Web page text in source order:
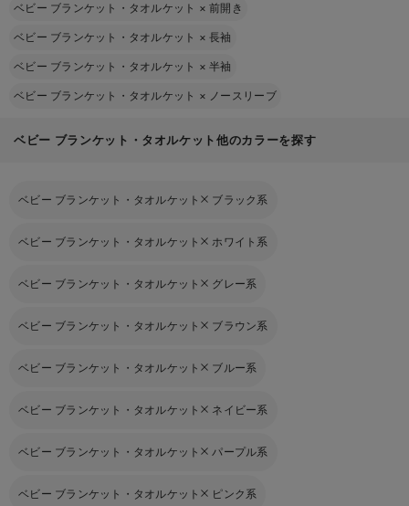
ベビー ブランケット・タオルケット ×前開き
ベビー ブランケット・タオルケット ×長袖
ベビー ブランケット・タオルケット ×半袖
ベビー ブランケット・タオルケット × ノースリーブ
ベビー ブランケット・タオルケット他のカラーを探す
ベビー ブランケット・タオルケット ブラック系
ベビー ブランケット・タオルケット ホワイト系
ベビー ブランケット・タオルケット グレー系
ベビー ブランケット・タオルケット ブラウン系
ベビー ブランケット・タオルケット ブルー系
ベビー ブランケット・タオルケット ネイビー系
ベビー ブランケット・タオルケット パープル系
ベビー ブランケット・タオルケット ピンク系